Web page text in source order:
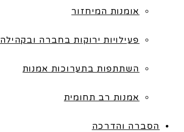
אומנות המיחזור
פעילויות ירוקות בחברה ובקהילה
השתתפות בתערוכות אמנות
אמנות רב תחומית
הסברה והדרכה